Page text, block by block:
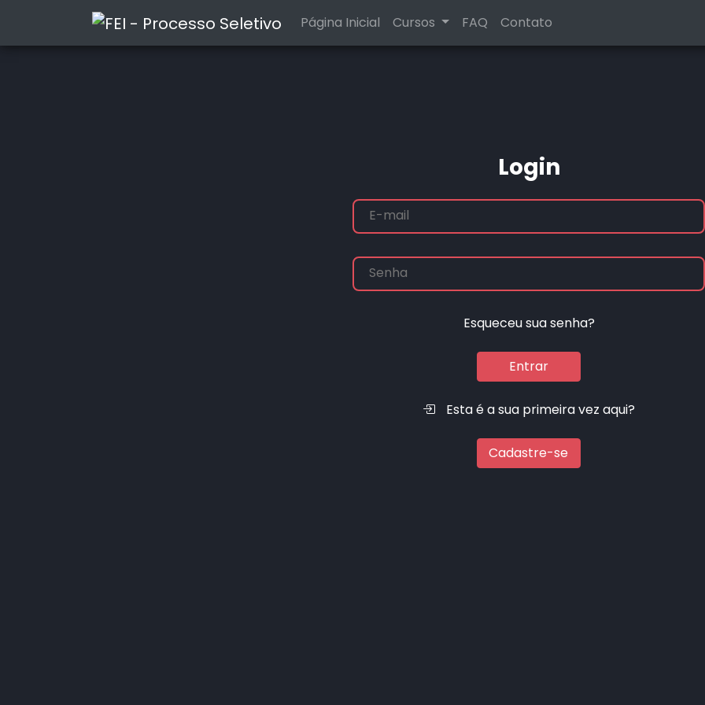
Página Inicial Cursos FAQ Contato
Login
E-mail
Senha
Esqueceu sua senha?
Entrar
Esta é a sua primeira vez aqui?
Cadastre-se